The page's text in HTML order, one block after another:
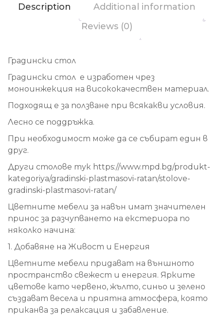
Description
Additional information
Reviews (0)
Градински стол
Градински стол е изработен чрез
моноинжекция на висококачествен материал.
Подходящ е за ползване при всякакви условия.
Лесно се поддръжка.
При необходимост може да се събират един в
друг.
Други столове тук https://www.mpd.bg/produkt-
kategoriya/gradinski-plastmasovi-ratan/stolove-
gradinski-plastmasovi-ratan/
Цветните мебели за навън имат значителен
принос за разчупването на екстериора по
няколко начина:
1. Добавяне на Живост и Енергия
Цветните мебели придават на външното
пространство свежест и енергия. Ярките
цветове като червено, жълто, синьо и зелено
създават весела и приятна атмосфера, която
приканва за релаксация и забавление.